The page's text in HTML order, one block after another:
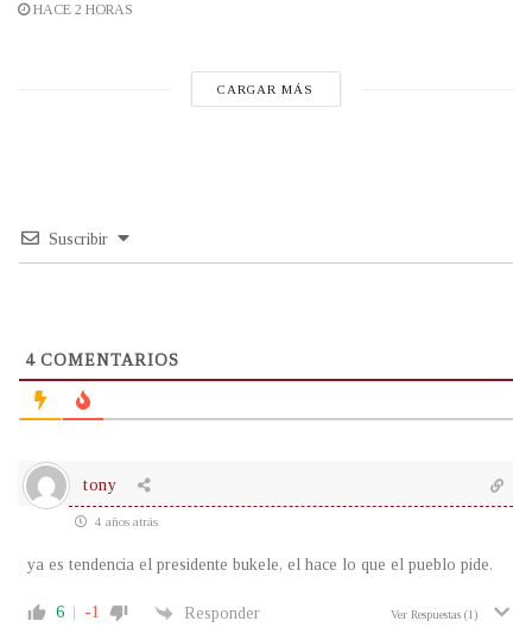
HACE 2 HORAS
CARGAR MÁS
Suscribir
4COMENTARIOS
tony
4 años atrás
ya es tendencia el presidente bukele, el hace lo que el pueblo pide.
6 -1 Responder Ver Respuestas (1)